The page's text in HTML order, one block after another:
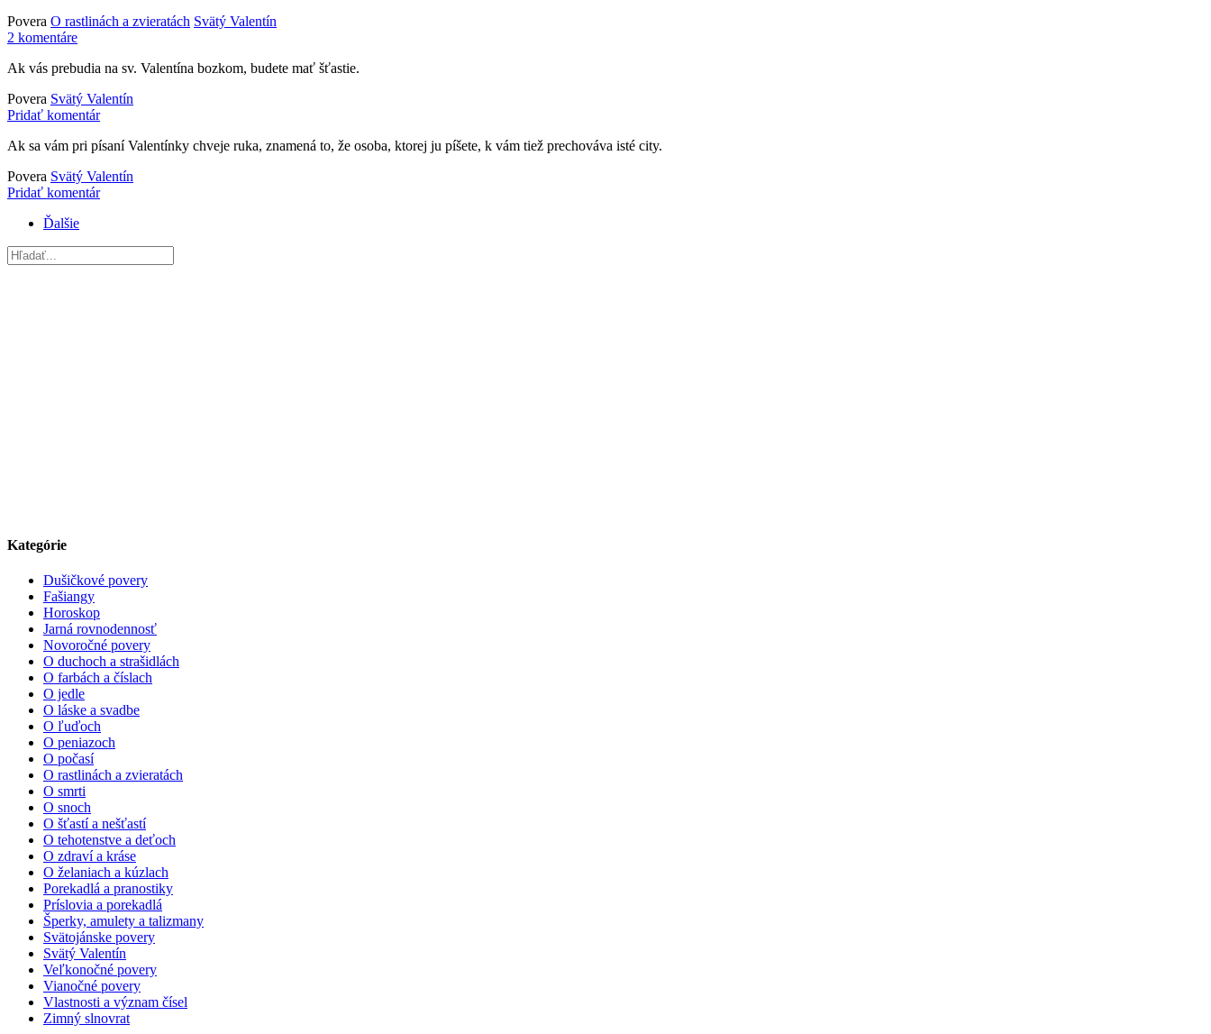
Povera O rastlinách a zvieratách Svätý Valentín
2 komentáre
Ak vás prebudia na sv. Valentína bozkom, budete mať šťastie.
Povera Svätý Valentín
Pridať komentár
Ak sa vám pri písaní Valentínky chveje ruka, znamená to, že osoba, ktorej ju píšete, k vám tiež prechováva isté city.
Povera Svätý Valentín
Pridať komentár
Ďalšie
Kategórie
Dušičkové povery
Fašiangy
Horoskop
Jarná rovnodennosť
Novoročné povery
O duchoch a strašidlách
O farbách a číslach
O jedle
O láske a svadbe
O ľuďoch
O peniazoch
O počasí
O rastlinách a zvieratách
O smrti
O snoch
O šťastí a nešťastí
O tehotenstve a deťoch
O zdraví a kráse
O želaniach a kúzlach
Porekadlá a pranostiky
Príslovia a porekadlá
Šperky, amulety a talizmany
Svätojánske povery
Svätý Valentín
Veľkonočné povery
Vianočné povery
Vlastnosti a význam čísel
Zimný slnovrat